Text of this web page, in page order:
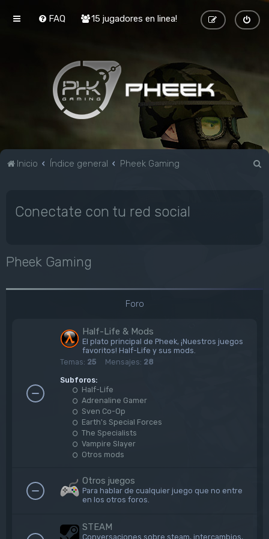
FAQ 15 jugadores en linea!
Inicio Índice general Pheek Gaming
Conectate con tu red social
Pheek Gaming
Foro
Half-Life & Mods
El plato principal de Pheek, ¡Nuestros juegos
favoritos! Half-Life y sus mods.
Temas: 25 Mensajes: 28
Subforos:
Half-Life
Adrenaline Gamer
Sven Co-Op
Earth's Special Forces
The Specialists
Vampire Slayer
Otros mods
Otros juegos
Para hablar de cualquier juego que no entre
en los otros foros.
STEAM
Conversaciones sobre steam, intercambios,